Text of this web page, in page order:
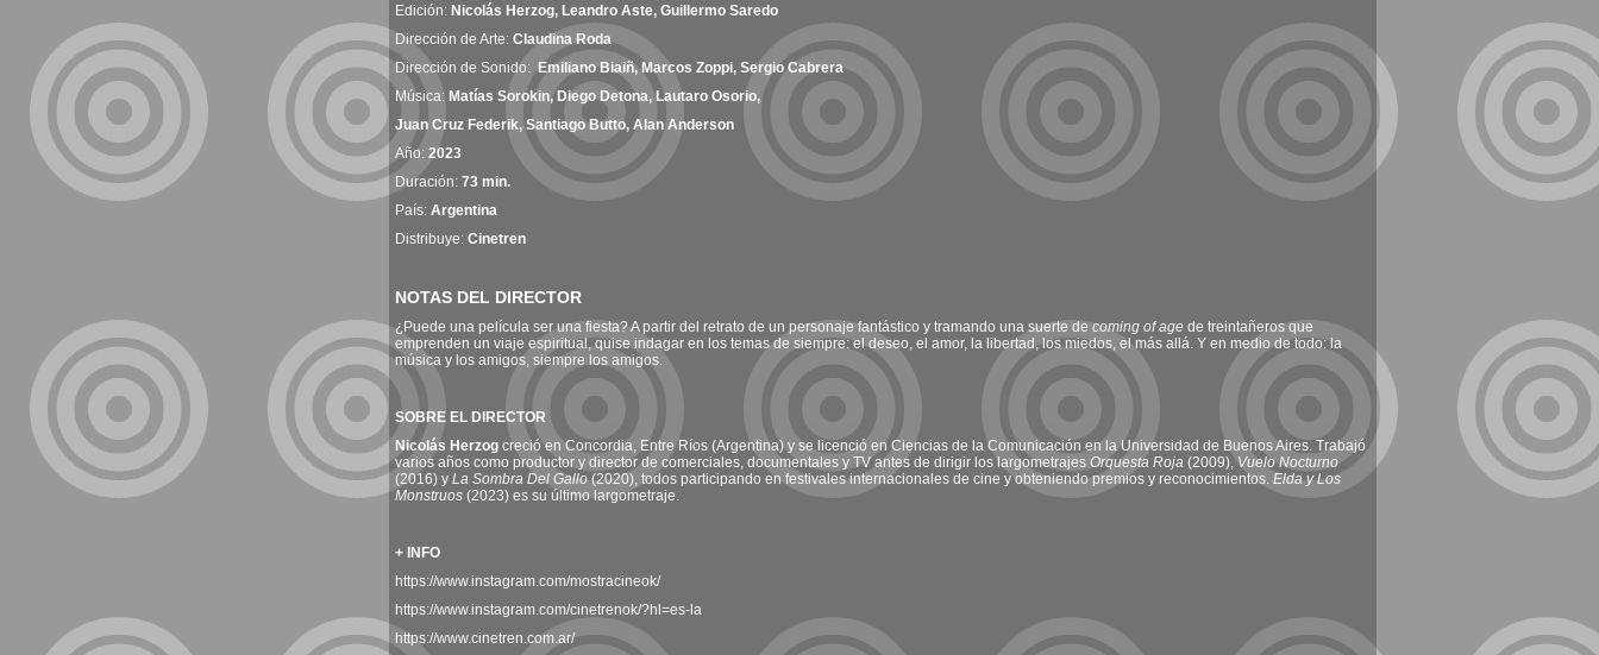
Edición: Nicolás Herzog, Leandro Aste, Guillermo Saredo
Dirección de Arte: Claudina Roda
Dirección de Sonido:Emiliano Biaiñ, Marcos Zoppi, Sergio Cabrera
Música: Matías Sorokin, Diego Detona, Lautaro Osorio,
Juan Cruz Federik, Santiago Butto, Alan Anderson
Año: 2023
Duración: 73 min.
País: Argentina
Distribuye: Cinetren
NOTAS DEL DIRECTOR
¿Puede una película ser una fiesta? A partir del retrato de un personaje fantástico y tramando una suerte decoming of age de treintañeros que
emprenden un viaje espiritual, quise indagar en los temas de siempre: el deseo, el amor, la libertad, los miedos, el más allá. Y en medio de todo: la
música y los amigos, siempre los amigos.
SOBRE EL DIRECTOR
Nicolás Herzog creció en Concordia, Entre Ríos (Argentina) y se licenció en Ciencias de la Comunicación en la Universidad de Buenos Aires. Trabajó
varios años como productor y director de comerciales, documentales y TV antes de dirigir los largometrajes Orquesta Roja (2009),Vuelo Nocturno
(2016) y La Sombra Del Gallo(2020), todos participando en festivales internacionales de cine y obteniendo premios y reconocimientos. Elda y Los
Monstruos (2023) es su último largometraje.
+ INFO
https://www.instagram.com/mostracineok/
https://www.instagram.com/cinetrenok/?hl=es-la
https://www.cinetren.com.ar/